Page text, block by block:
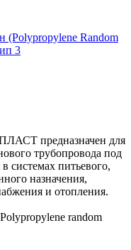
(Polypropylene Random
3
предназначен для
трубопровода под
системах питьевого,
назначения,
и отопления.
random